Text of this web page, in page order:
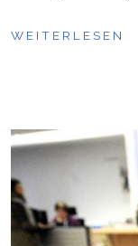
WEITERLESEN